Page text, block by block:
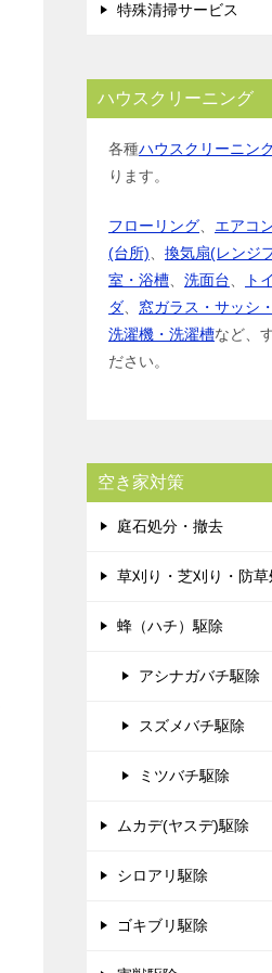
特殊清掃サービス
ハウスクリーニング
各種ハウスクリーニン
ります。
フローリング エアコ
(台所)
換気扇(レンジ
室・浴槽
洗面台 ト
ダ
窓ガラス・サッシ
洗濯機・洗濯槽など、
ださい。
空き家対策
庭石処分・撤去
草刈り・芝刈り・防草
蜂（ハチ）駆除
アシナガバチ駆除
スズメバチ駆除
ミツバチ駆除
ムカデ(ヤスデ)駆除
シロアリ駆除
ゴキブリ駆除